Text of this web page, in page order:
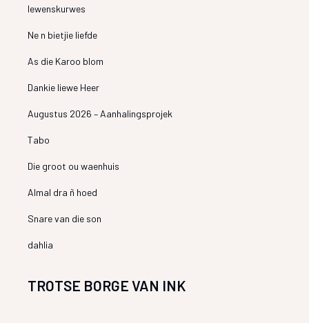
lewenskurwes
Ne n bietjie liefde
As die Karoo blom
Dankie liewe Heer
Augustus 2026 – Aanhalingsprojek
Tabo
Die groot ou waenhuis
Almal dra ñ hoed
Snare van die son
dahlia
TROTSE BORGE VAN INK